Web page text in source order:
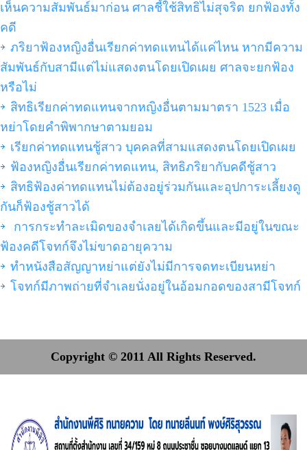
เห็นความสัมพันธ์มาก่อน ศาลชี้ใช้สิทธิไม่สุจริต ยกฟ้องทั้ง
คดี
ภริยาฟ้องหญิงอื่นเรียกค่าทดแทนได้แค่ไหน หากมีความ
สัมพันธ์กับสามีแต่ไม่แสดงตนโดยเปิดเผย ศาลจะยกฟ้อง
หรือไม่
สิทธิเรียกค่าทดแทนจากหญิงอื่นตามมาตรา 1523 เมื่อ
หย่าโดยคำพิพากษาตามยอม
เรียกค่าทดแทนชู้สาว บุคคลที่สามแสดงตนโดยเปิดเผย
ฟ้องหญิงอื่นเรียกค่าทดแทน, สิทธิภริยากับคดีชู้สาว
สิทธิฟ้องค่าทดแทนไม่ต้องอยู่ร่วมกันและอุปการะเลี้ยงดู
กันก็ฟ้องชู้สาวได้
การกระทำละเมิดของจำเลยได้เกิดขึ้นและมีอยู่ในขณะ
ฟ้องคดีโจทก์จึงไม่ขาดอายุความ
ทำหนังสือสัญญาหย่าแต่ยังไม่มีการจดทะเบียนหย่า
โจทก์มีภาพถ่ายที่จำเลยนั่งอยู่ในอ้อมกอดของสามีโจทก์
Copyright © 2011 All Rights Reserved.